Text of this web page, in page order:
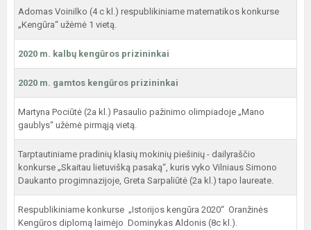
Adomas Voinilko (4 c kl.) respublikiniame matematikos konkurse
„Kengūra“ užėmė 1 vietą.
2020 m. kalbų kengūros prizininkai
2020 m. gamtos kengūros prizininkai
Martyna Pociūtė (2a kl.) Pasaulio pažinimo olimpiadoje „Mano
gaublys“ užėmė pirmąją vietą.
Tarptautiniame pradinių klasių mokinių piešinių - dailyraščio
konkurse „Skaitau lietuvišką pasaką“, kuris vyko Vilniaus Simono
Daukanto progimnazijoje, Greta Sarpaliūtė (2a kl.) tapo laureate.
Respublikiniame konkurse „Istorijos kengūra 2020“ Oranžinės
Kengūros diplomą laimėjo Dominykas Aldonis (8c kl.).